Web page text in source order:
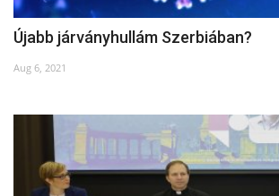
Újabb járványhullám Szerbiában?
Aug 6, 2021